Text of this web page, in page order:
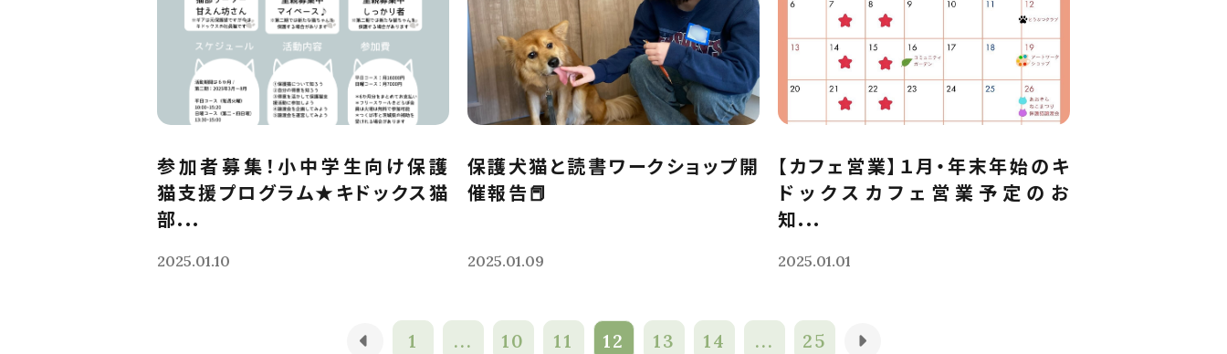
参加者募集！小中学生向け保護
猫支援プログラム★キドックス猫
部...
2025.01.10
保護犬猫と読書ワークショップ開
催報告📕
2025.01.09
【カフェ営業】１月・年末年始のキ
ドックスカフェ営業予定のお
知...
2025.01.01
1 ... 10 11 12 13 14 ... 25